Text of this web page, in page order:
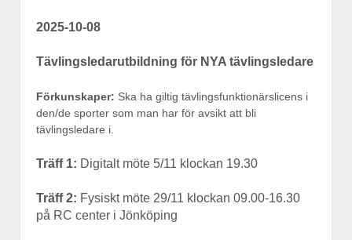
2025-10-08
Tävlingsledarutbildning för NYA tävlingsledare
Förkunskaper: Ska ha giltig tävlingsfunktionärslicens i
den/de sporter som man har för avsikt att bli
tävlingsledare i.
Träff 1: Digitalt möte 5/11 klockan 19.30
Träff 2: Fysiskt möte 29/11 klockan 09.00-16.30
på RC center i Jönköping